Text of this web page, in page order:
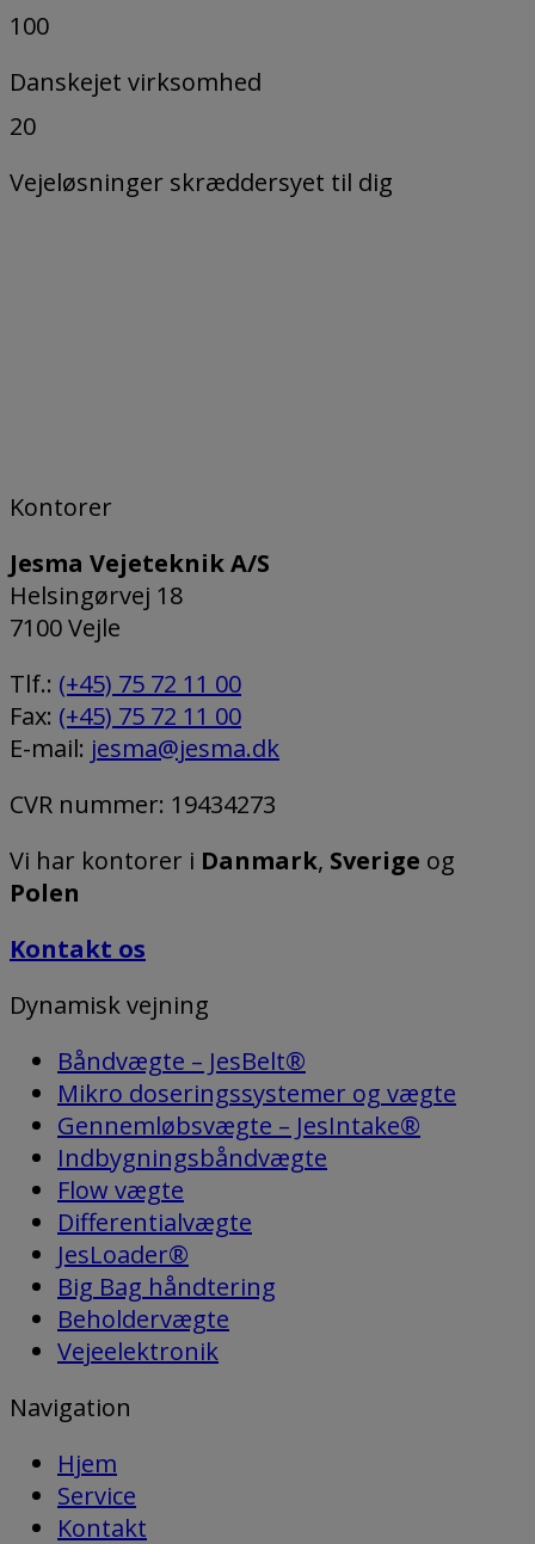
100
Danskejet virksomhed
20
Vejeløsninger skræddersyet til dig
Kontorer
Jesma Vejeteknik A/S
Helsingørvej 18
7100 Vejle
Tlf.: (+45) 75 72 11 00
Fax: (+45) 75 72 11 00
E-mail: jesma@jesma.dk
CVR nummer: 19434273
Vi har kontorer i Danmark, Sverige og
Polen
Kontakt os
Dynamisk vejning
Båndvægte – JesBelt®
Mikro doseringssystemer og vægte
Gennemløbsvægte – JesIntake®
Indbygningsbåndvægte
Flow vægte
Differentialvægte
JesLoader®
Big Bag håndtering
Beholdervægte
Vejeelektronik
Navigation
Hjem
Service
Kontakt